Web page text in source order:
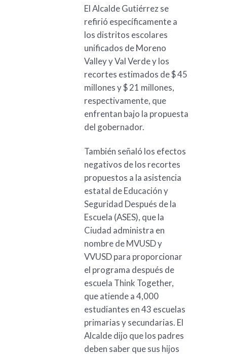
El Alcalde Gutiérrez se
refirió específicamente a
los distritos escolares
unificados de Moreno
Valley y Val Verde y los
recortes estimados de $ 45
millones y $ 21 millones,
respectivamente, que
enfrentan bajo la propuesta
del gobernador.
También señaló los efectos
negativos de los recortes
propuestos a la asistencia
estatal de Educación y
Seguridad Después de la
Escuela (ASES), que la
Ciudad administra en
nombre de MVUSD y
VVUSD para proporcionar
el programa después de
escuela Think Together,
que atiende a 4,000
estudiantes en 43 escuelas
primarias y secundarias. El
Alcalde dijo que los padres
deben saber que sus hijos